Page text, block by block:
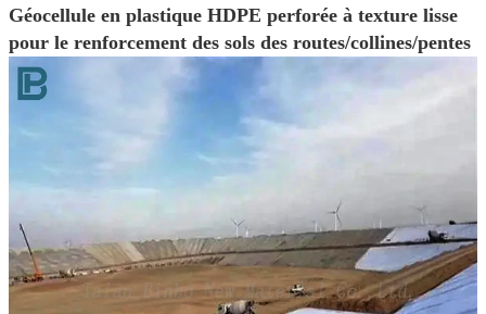
Géocellule en plastique HDPE perforée à texture lisse
pour le renforcement des sols des routes/collines/pentes